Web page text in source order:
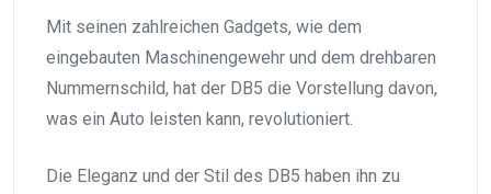
Mit seinen zahlreichen Gadgets, wie dem
eingebauten Maschinengewehr und dem drehbaren
Nummernschild, hat der DB5 die Vorstellung davon,
was ein Auto leisten kann, revolutioniert.
Die Eleganz und der Stil des DB5 haben ihn zu